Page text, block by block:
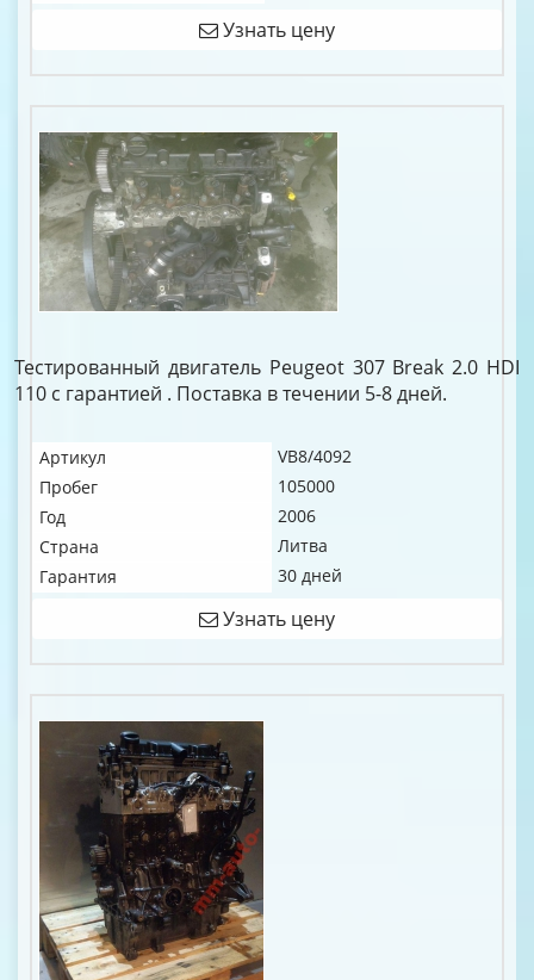
Узнать цену
Тестированный двигатель Peugeot 307 Break 2.0 HDI
110 c гарантией . Поставка в течении 5-8 дней.
Артикул
VB8/4092
Пробег
105000
Год
2006
Страна
Литва
Гарантия
30 дней
Узнать цену